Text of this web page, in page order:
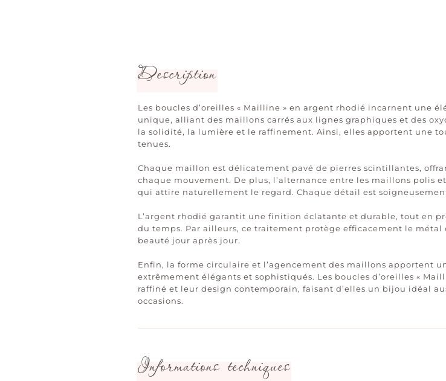
Description
Les boucles d’oreilles « Mailline » en argent rhodié incarnent une
unique, alliant des maillons carrés aux lignes graphiques et des
la solidité, la lumière et le raffinement. Ainsi, elles apportent une
tenues.
Chaque maillon est délicatement pavé de pierres scintillantes,
chaque mouvement. De plus, l’alternance entre les maillons polis
qui attire naturellement le regard. Chaque détail est
L’argent rhodié garantit une finition éclatante et durable, tout en
du temps. Par ailleurs, ce traitement protège efficacement le
beauté jour après jour.
Enfin, la forme circulaire et l’agencement des maillons apportent
extrêmement élégants et sophistiqués. Les boucles d’oreilles «
raffiné et leur design contemporain, faisant d’elles un bijou idéal
occasions.
Informations techniques